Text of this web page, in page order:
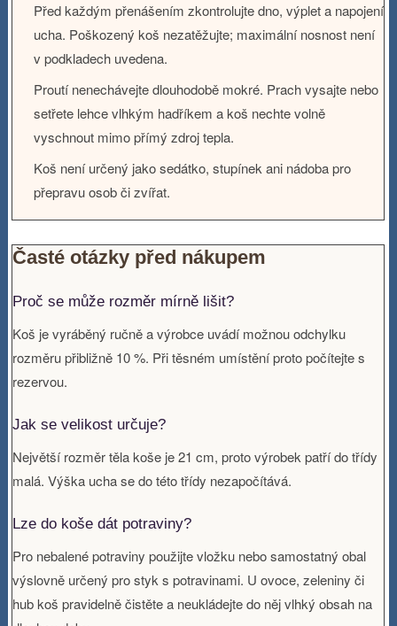
Před každým přenášením zkontrolujte dno, výplet a napojení
ucha. Poškozený koš nezatěžujte; maximální nosnost není
v podkladech uvedena.
Proutí nenechávejte dlouhodobě mokré. Prach vysajte nebo
setřete lehce vlhkým hadříkem a koš nechte volně
vyschnout mimo přímý zdroj tepla.
Koš není určený jako sedátko, stupínek ani nádoba pro
přepravu osob či zvířat.
Časté otázky před nákupem
Proč se může rozměr mírně lišit?
Koš je vyráběný ručně a výrobce uvádí možnou odchylku
rozměru přibližně 10 %. Při těsném umístění proto počítejte s
rezervou.
Jak se velikost určuje?
Největší rozměr těla koše je 21 cm, proto výrobek patří do třídy
malá. Výška ucha se do této třídy nezapočítává.
Lze do koše dát potraviny?
Pro nebalené potraviny použijte vložku nebo samostatný obal
výslovně určený pro styk s potravinami. U ovoce, zeleniny či
hub koš pravidelně čistěte a neukládejte do něj vlhký obsah na